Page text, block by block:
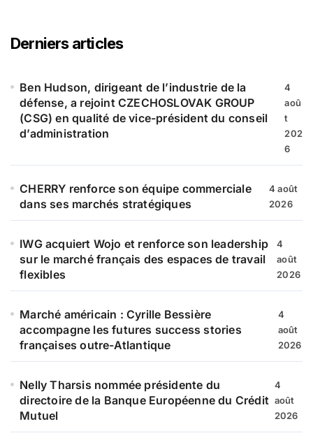
r
c
e
Derniers articles
Ben Hudson, dirigeant de l’industrie de la
défense, a rejoint CZECHOSLOVAK GROUP
(CSG) en qualité de vice-président du conseil
d’administration
4
aoû
t
202
6
CHERRY renforce son équipe commerciale
dans ses marchés stratégiques
4 août
2026
IWG acquiert Wojo et renforce son leadership
sur le marché français des espaces de travail
flexibles
4
août
2026
Marché américain : Cyrille Bessière
accompagne les futures success stories
françaises outre-Atlantique
4
août
2026
Nelly Tharsis nommée présidente du
directoire de la Banque Européenne du Crédit
Mutuel
4
août
2026